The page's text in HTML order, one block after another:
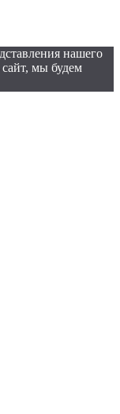
нашего
мы будем